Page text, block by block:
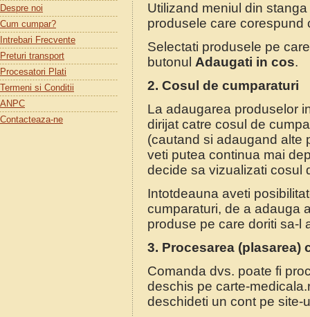
Utilizand meniul din
produsele care
Selectati produsele pe
butonul Adaugati in cos.
2. Cosul de cumparaturi
La adaugarea produselor
dirijat catre cosul de
(cautand si adaugand alte
veti putea continua mai
decide sa vizualizati cosul
Intotdeauna aveti
cumparaturi, de a adauga
produse pe care doriti sa-l
3. Procesarea (plasarea)
Comanda dvs. poate fi
deschis pe carte-
deschideti un cont pe site-
Despre noi
Cum cumpar?
Intrebari Frecvente
Preturi transport
Procesatori Plati
Termeni si Conditii
ANPC
Contacteaza-ne